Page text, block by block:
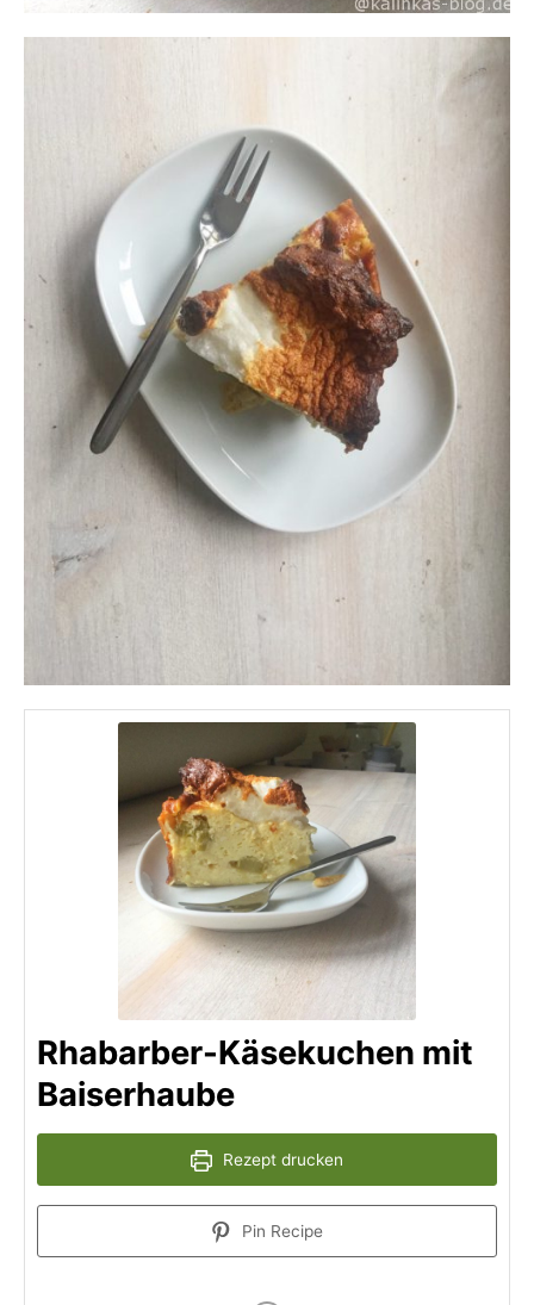
Rhabarber-Käsekuchen mit
Baiserhaube
Rezept drucken
Pin Recipe